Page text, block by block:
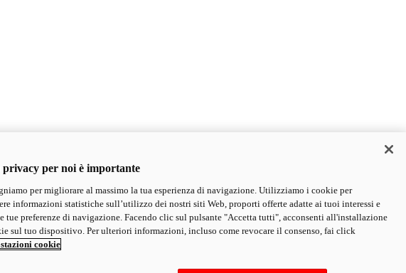
per noi è importante
per migliorare al massimo la tua esperienza di navigazione. Utilizziamo i cookie per
informazioni statistiche sull’utilizzo dei nostri siti Web, proporti offerte adatte ai tuoi interessi e
tue preferenze di navigazione. Facendo clic sul pulsante "Accetta tutti", acconsenti all'installazione
sul tuo dispositivo. Per ulteriori informazioni, incluso come revocare il consenso, fai click
cookie